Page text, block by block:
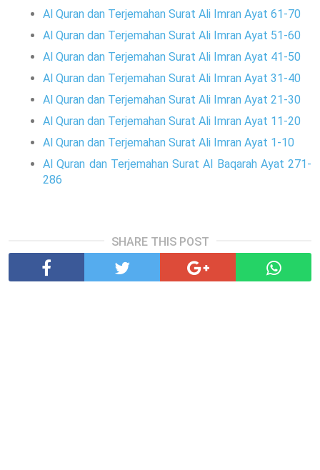
Al Quran dan Terjemahan Surat Ali Imran Ayat 61-70
Al Quran dan Terjemahan Surat Ali Imran Ayat 51-60
Al Quran dan Terjemahan Surat Ali Imran Ayat 41-50
Al Quran dan Terjemahan Surat Ali Imran Ayat 31-40
Al Quran dan Terjemahan Surat Ali Imran Ayat 21-30
Al Quran dan Terjemahan Surat Ali Imran Ayat 11-20
Al Quran dan Terjemahan Surat Ali Imran Ayat 1-10
Al Quran dan Terjemahan Surat Al Baqarah Ayat 271-
286
SHARE THIS POST